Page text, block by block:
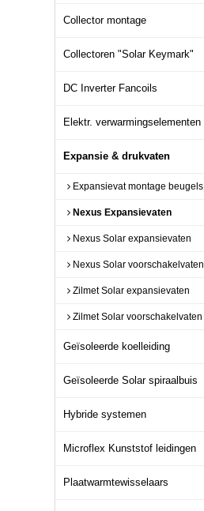
Collector montage
Collectoren "Solar Keymark"
DC Inverter Fancoils
Elektr. verwarmingselementen
Expansie & drukvaten
Expansievat montage beugels
Nexus Expansievaten
Nexus Solar expansievaten
Nexus Solar voorschakelvaten
Zilmet Solar expansievaten
Zilmet Solar voorschakelvaten
Geïsoleerde koelleiding
Geïsoleerde Solar spiraalbuis
Hybride systemen
Microflex Kunststof leidingen
Plaatwarmtewisselaars